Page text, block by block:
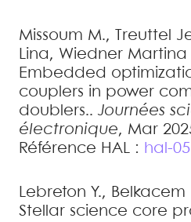
Missoum M., Treuttel
Lina, Wiedner Martina
Embedded
couplers in power
doublers.. Journées
électronique, Mar
Référence HAL : hal-
Lebreton Y., Belkacem
Stellar science core